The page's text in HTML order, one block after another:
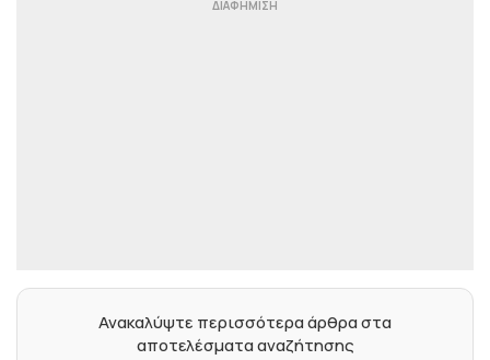
Ανακαλύψτε περισσότερα άρθρα στα
αποτελέσματα αναζήτησης